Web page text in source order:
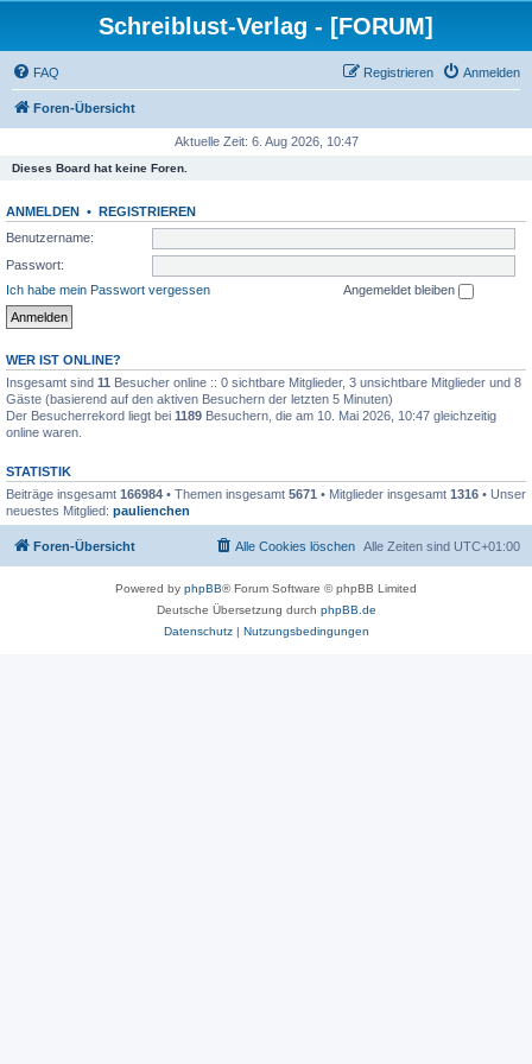
Schreiblust-Verlag - [FORUM]
FAQ Anmelden
Registrieren
Foren-Übersicht
Aktuelle Zeit: 6. Aug 2026, 10:47
Dieses Board hat keine Foren.
ANMELDEN • REGISTRIEREN
Benutzername:
Passwort:
Ich habe mein Passwort vergessen
Angemeldet bleiben
WER IST ONLINE?
Insgesamt sind 11 Besucher online :: 0 sichtbare Mitglieder, 3 unsichtbare Mitglieder und 8
Gäste (basierend auf den aktiven Besuchern der letzten 5 Minuten)
Der Besucherrekord liegt bei 1189 Besuchern, die am 10. Mai 2026, 10:47 gleichzeitig
online waren.
STATISTIK
Beiträge insgesamt 166984 • Themen insgesamt 5671 • Mitglieder insgesamt 1316 • Unser
neuestes Mitglied: paulienchen
Foren-Übersicht Alle Zeiten sind UTC+01:00
Alle Cookies löschen
Powered by phpBB® Forum Software © phpBB Limited
Deutsche Übersetzung durch phpBB.de
Datenschutz| Nutzungsbedingungen